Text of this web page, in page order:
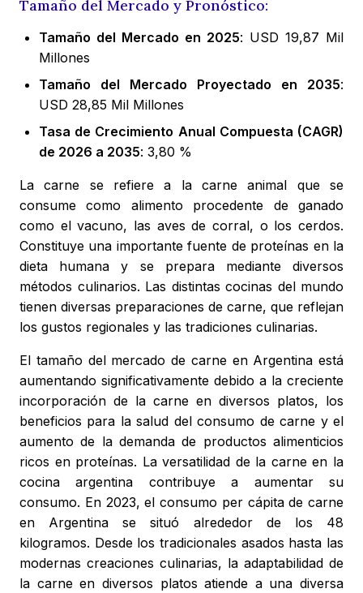
Tamaño del Mercado y Pronóstico:
Tamaño del Mercado en 2025: USD 19,87 Mil
Millones
Tamaño del Mercado Proyectado en 2035:
USD 28,85 Mil Millones
Tasa de Crecimiento Anual Compuesta (CAGR)
de 2026 a 2035: 3,80 %
La carne se refiere a la carne animal que se
consume como alimento procedente de ganado
como el vacuno, las aves de corral, o los cerdos.
Constituye una importante fuente de proteínas en la
dieta humana y se prepara mediante diversos
métodos culinarios. Las distintas cocinas del mundo
tienen diversas preparaciones de carne, que reflejan
los gustos regionales y las tradiciones culinarias.
El tamaño del mercado de carne en Argentina está
aumentando significativamente debido a la creciente
incorporación de la carne en diversos platos, los
beneficios para la salud del consumo de carne y el
aumento de la demanda de productos alimenticios
ricos en proteínas. La versatilidad de la carne en la
cocina argentina contribuye a aumentar su
consumo. En 2023, el consumo per cápita de carne
en Argentina se situó alrededor de los 48
kilogramos. Desde los tradicionales asados hasta las
modernas creaciones culinarias, la adaptabilidad de
la carne en diversos platos atiende a una diversa